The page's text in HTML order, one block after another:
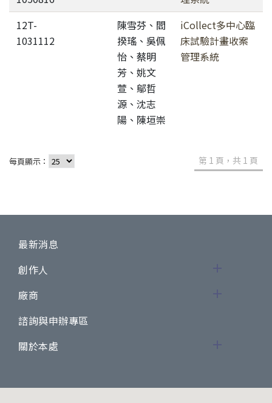
12T-
1031112
陳雪芬、閻
揆瑤、吳佩
怡、蔡明
芳、姚文
萱、鄔哲
源、沈志
陽、陳垣崇
iCollect多中心臨
床試驗計畫收案
管理系統
每頁顯示： 第 1 頁，共 1 頁
最新消息
創作人
廠商
諮詢與申辦專區
關於本處